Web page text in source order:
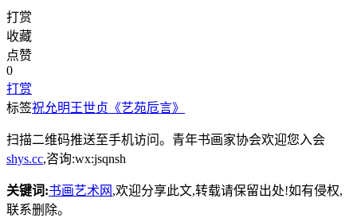
打赏
收藏
点赞
0
打赏
标签祝允明 王世贞 《艺苑卮言》
扫描二维码推送至手机访问。青年书画家协会欢迎您入会
shys.cc,咨询:wx:jsqnsh
关键词:书画艺术网 ,欢迎分享此文,转载请保留出处!如有侵权,
联系删除。